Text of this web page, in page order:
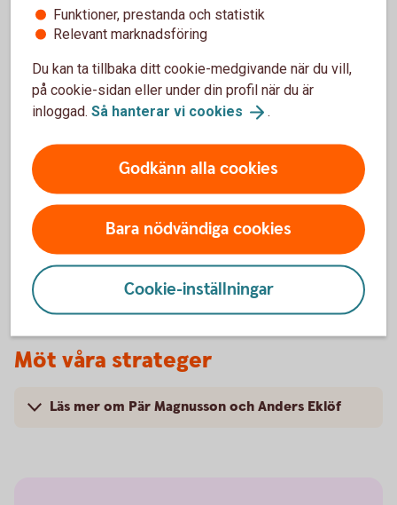
Ring 0771-22 1122
Företagskund
Ring 0771-33 4433
Besök oss
Hitta dittbankkontor
Möt våra strateger
Läs mer om Pär Magnusson och Anders Eklöf
Funktioner, prestanda och statistik
Relevant marknadsföring
Du kan ta tillbaka ditt cookie-medgivande när du vill,
på cookie-sidan eller under din profil när du är
inloggad. Så hanterar vi cookies .
Godkänn alla cookies
Bara nödvändiga cookies
Cookie-inställningar